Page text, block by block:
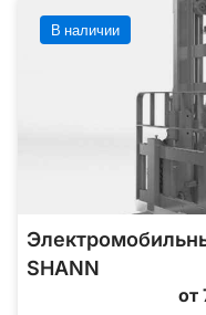
В наличии
SHANN
от